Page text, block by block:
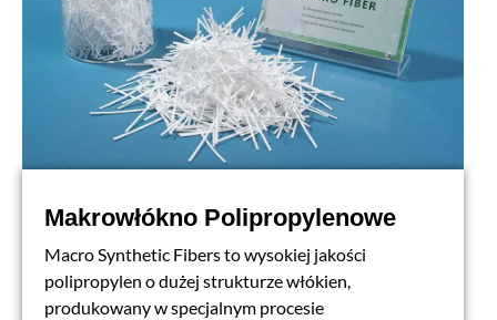
Makrowłókno Polipropylenowe
Macro Synthetic Fibers to wysokiej jakości
polipropylen o dużej strukturze włókien,
produkowany w specjalnym procesie